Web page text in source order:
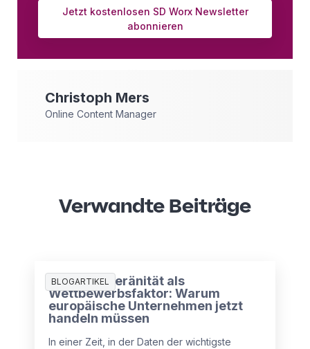
Jetzt kostenlosen SD Worx Newsletter
abonnieren
Christoph Mers
Online Content Manager
Verwandte Beiträge
BLOGARTIKEL
Datensouveränität als
Wettbewerbsfaktor: Warum
europäische Unternehmen jetzt
handeln müssen
In einer Zeit, in der Daten der wichtigste